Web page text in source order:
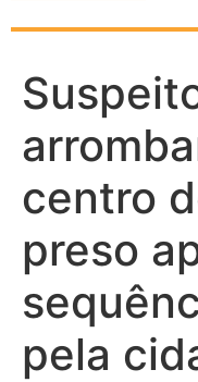
centro
preso
pela